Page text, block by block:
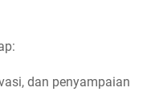
dan penyampaian